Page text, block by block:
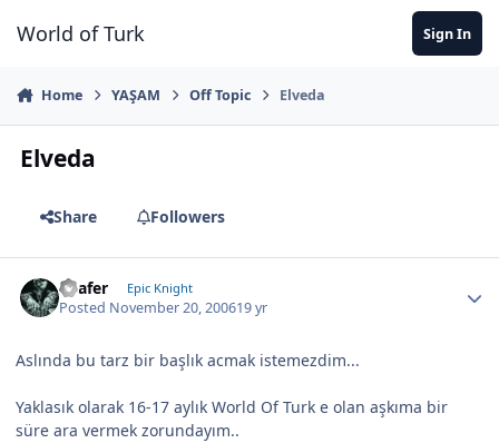
World of Turk Sign In
Home YAŞAM Off Topic Elveda
Elveda
Share Followers
Loafer Epic Knight
Posted November 20, 200619 yr
Aslında bu tarz bir başlık acmak istemezdim...
Yaklasık olarak 16-17 aylık World Of Turk e olan aşkıma bir
süre ara vermek zorundayım..